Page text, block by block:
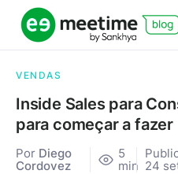
VENDAS
Inside Sales para
para começar a fazer
Por Diego
Cordovez
5
min 24